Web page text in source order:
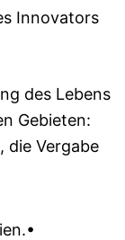
Innovators
des Lebens
Gebieten:
die Vergabe